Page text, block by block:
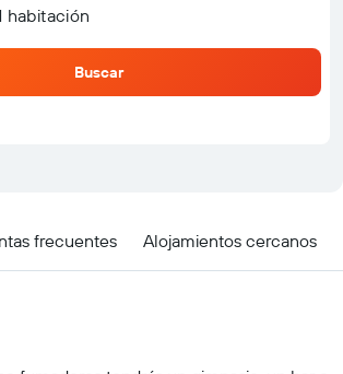
habitación
Buscar
frecuentes Alojamientos cercanos